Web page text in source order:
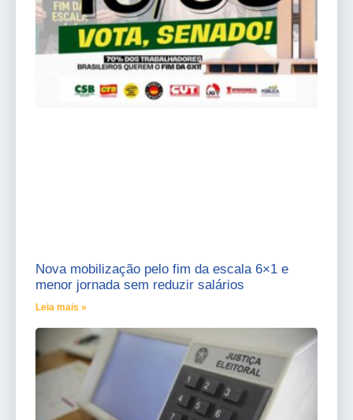
Nova mobilização pelo fim da escala 6×1 e
menor jornada sem reduzir salários
Leia mais »